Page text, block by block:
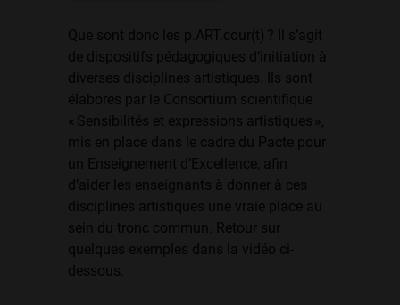
Que sont donc les p.ART.cour (t) ? Il s’agit
de dispositifs pédagogiques d’initiation à
diverses disciplines artistiques. Ils sont
élaborés par le Consortium scientifique
« Sensibilités et expressions artistiques »,
mis en place dans le cadre du Pacte pour
un Enseignement d’Excellence, afin
d’aider les enseignants à donner à ces
disciplines artistiques une vraie place au
sein du tronc commun. Retour sur
quelques exemples dans la vidéo ci-
dessous.